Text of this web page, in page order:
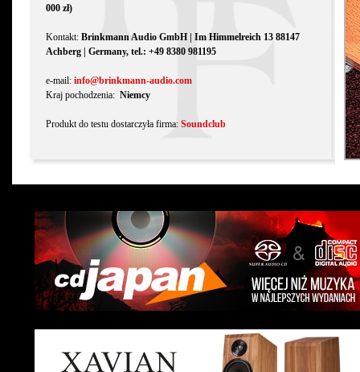
000 zł)
Kontakt: Brinkmann Audio GmbH | Im Himmelreich 13 88147
Achberg | Germany, tel.: +49 8380 981195
e-mail: info@brinkmann-audio.com
Kraj pochodzenia: Niemcy
Produkt do testu dostarczyła firma: Soundclub